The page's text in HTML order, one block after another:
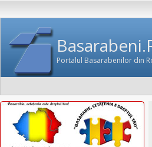
Portalul Basarabenilor din